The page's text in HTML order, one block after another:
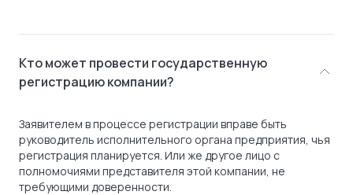
Кто может провести государственную
регистрацию компании?
Заявителем в процессе регистрации вправе быть
руководитель исполнительного органа предприятия, чья
регистрация планируется. Или же другое лицо с
полномочиями представителя этой компании, не
требующими доверенности.